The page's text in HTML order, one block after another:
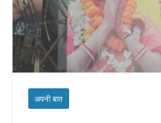
अपनी बात